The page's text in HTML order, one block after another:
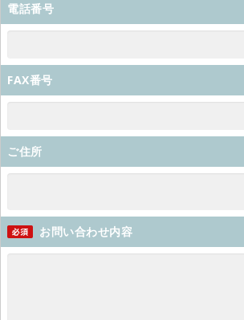
電話番号
FAX番号
ご住所
お問い合わせ内容